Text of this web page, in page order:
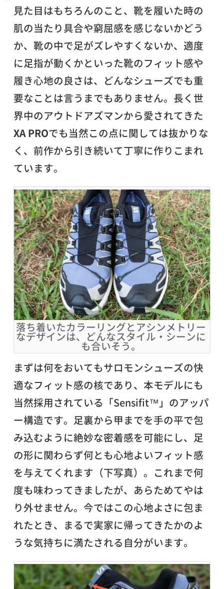
見た目はもちろんのこと、靴を履いた時の
肌の当たり具合や窮屈感を感じないかどう
か、靴の中で足がズレやすくないか、適度
に足指が動くかといった靴のフィット感や
履き心地の良さは、どんなシューズでも重
要なことは言うまでもありません。長く世
界中のアウトドアズマンから愛されてきた
XA PROでも当然この点に関しては抜かりな
く、前作から引き続いて丁寧に作りこまれ
ています。
落ち着いたカラーリングとアシンメトリー
なデザインは、どんなスタイル・シーンに
も合いそう。
まずは何をおいてもサロモンシューズの快
適なフィット感の核であり、本モデルにも
当然採用されている「Sensifit™」のアッパ
ー構造です。足裏から甲までを手の平で包
み込むように絶妙な密着感を可能にし、足
の形に関わらず何とも心地よいフィット感
を与えてくれます（下写真）。これまで何
度も味わってきましたが、あらためてやは
り外せません。今ではこの心地よさに包ま
れたとき、まるで実家に帰ってきたかのよ
うな気持ちに満たされる自分がいます。